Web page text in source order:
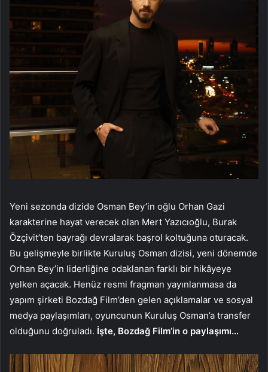
Yeni sezonda dizide Osman Bey’in oğlu Orhan Gazi
karakterine hayat verecek olan Mert Yazıcıoğlu, Burak
Özçivit’ten bayrağı devralarak başrol koltuğuna oturacak.
Bu gelişmeyle birlikte Kuruluş Osman dizisi, yeni dönemde
Orhan Bey’in liderliğine odaklanan farklı bir hikâyeye
yelken açacak. Henüz resmi fragman yayınlanmasa da
yapım şirketi Bozdağ Film’den gelen açıklamalar ve sosyal
medya paylaşımları, oyuncunun Kuruluş Osman’a transfer
olduğunu doğruladı. İşte, Bozdağ Film’in o paylaşımı…